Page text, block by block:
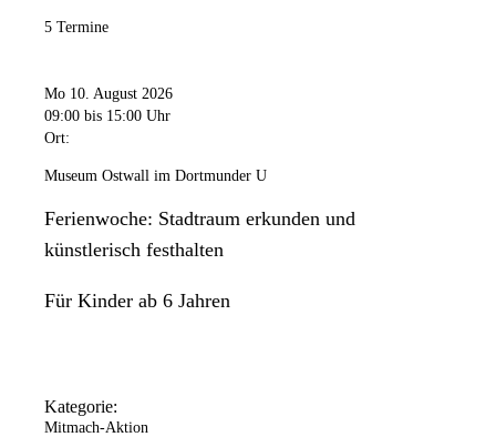
5 Termine
Mo 10. August 2026
09:00 bis 15:00 Uhr
Ort:
Museum Ostwall im Dortmunder U
Ferienwoche: Stadtraum erkunden und
künstlerisch festhalten
Für Kinder ab 6 Jahren
Kategorie:
Mitmach-Aktion